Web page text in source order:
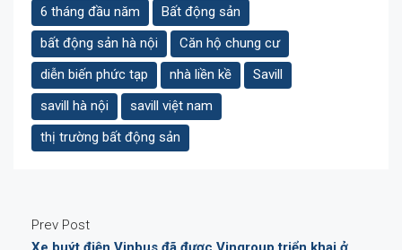
6 tháng đầu năm
Bất động sản
bất động sản hà nội
Căn hộ chung cư
diễn biến phức tạp
nhà liền kề
Savill
savill hà nội
savill việt nam
thị trường bất động sản
Prev Post